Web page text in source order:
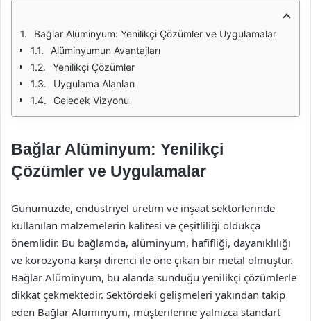
Bağlar Alüminyum: Yenilikçi Çözümler ve Uygulamalar
Alüminyumun Avantajları
Yenilikçi Çözümler
Uygulama Alanları
Gelecek Vizyonu
Bağlar Alüminyum: Yenilikçi
Çözümler ve Uygulamalar
Günümüzde, endüstriyel üretim ve inşaat sektörlerinde
kullanılan malzemelerin kalitesi ve çeşitliliği oldukça
önemlidir. Bu bağlamda, alüminyum, hafifliği, dayanıklılığı
ve korozyona karşı direnci ile öne çıkan bir metal olmuştur.
Bağlar Alüminyum, bu alanda sunduğu yenilikçi çözümlerle
dikkat çekmektedir. Sektördeki gelişmeleri yakından takip
eden Bağlar Alüminyum, müşterilerine yalnızca standart